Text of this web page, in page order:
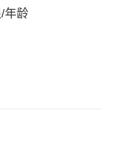
年龄